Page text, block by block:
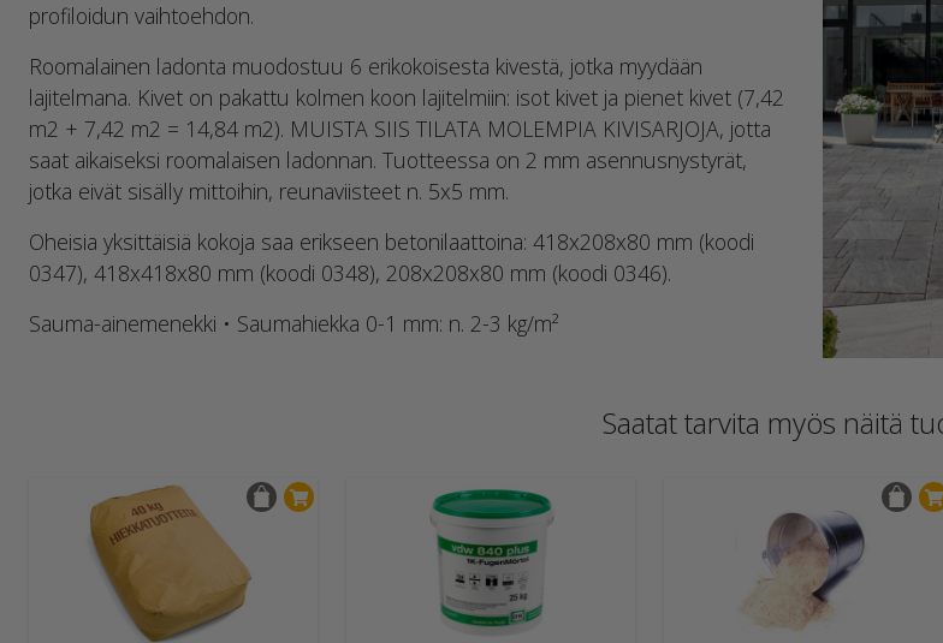
profiloidun vaihtoehdon.
Roomalainen ladonta muodostuu 6 erikokoisesta kivestä, jotka myydään
lajitelmana. Kivet on pakattu kolmen koon lajitelmiin: isot kivet ja pienet kivet (7,42
m2 + 7,42 m2 = 14,84 m2). MUISTA SIIS TILATA MOLEMPIA KIVISARJOJA, jotta
saat aikaiseksi roomalaisen ladonnan. Tuotteessa on 2 mm asennusnystyrät,
jotka eivät sisälly mittoihin, reunaviisteet n. 5x5 mm.
Oheisia yksittäisiä kokoja saa erikseen betonilaattoina: 418x208x80 mm (koodi
0347), 418x418x80 mm (koodi 0348), 208x208x80 mm (koodi 0346).
Sauma-ainemenekki • Saumahiekka 0-1 mm: n. 2-3 kg/m²
Saatat tarvita myös näitä